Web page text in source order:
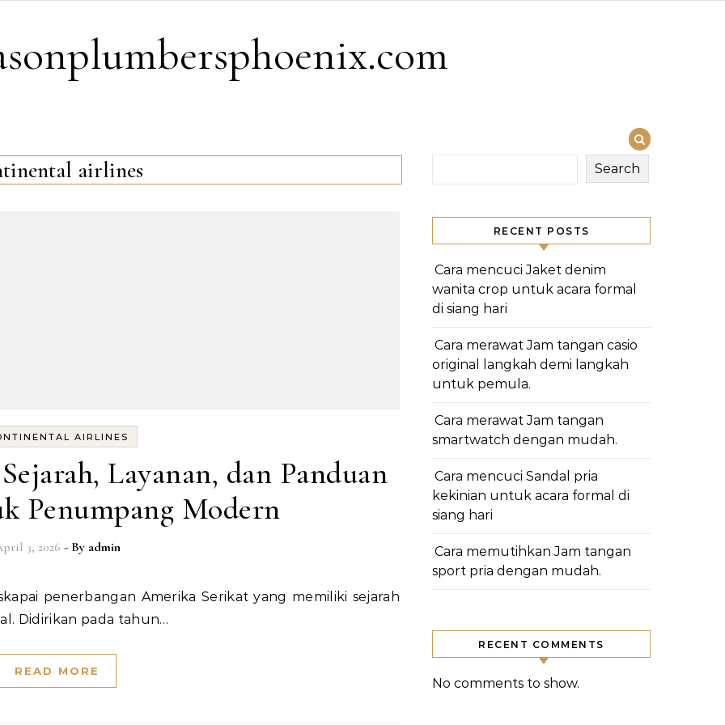
airlines
AIRLINES
Layanan, dan Panduan
Penumpang Modern
3, 2026 - By admin
Didirikan pada tahun…
READ MORE
Search
RECENT POSTS
Cara mencuci Jaket denim
wanita crop untuk acara formal
di siang hari
Cara merawat Jam tangan casio
original langkah demi langkah
untuk pemula.
Cara merawat Jam tangan
smartwatch dengan mudah.
Cara mencuci Sandal pria
kekinian untuk acara formal di
siang hari
Cara memutihkan Jam tangan
sport pria dengan mudah.
RECENT COMMENTS
No comments to show.